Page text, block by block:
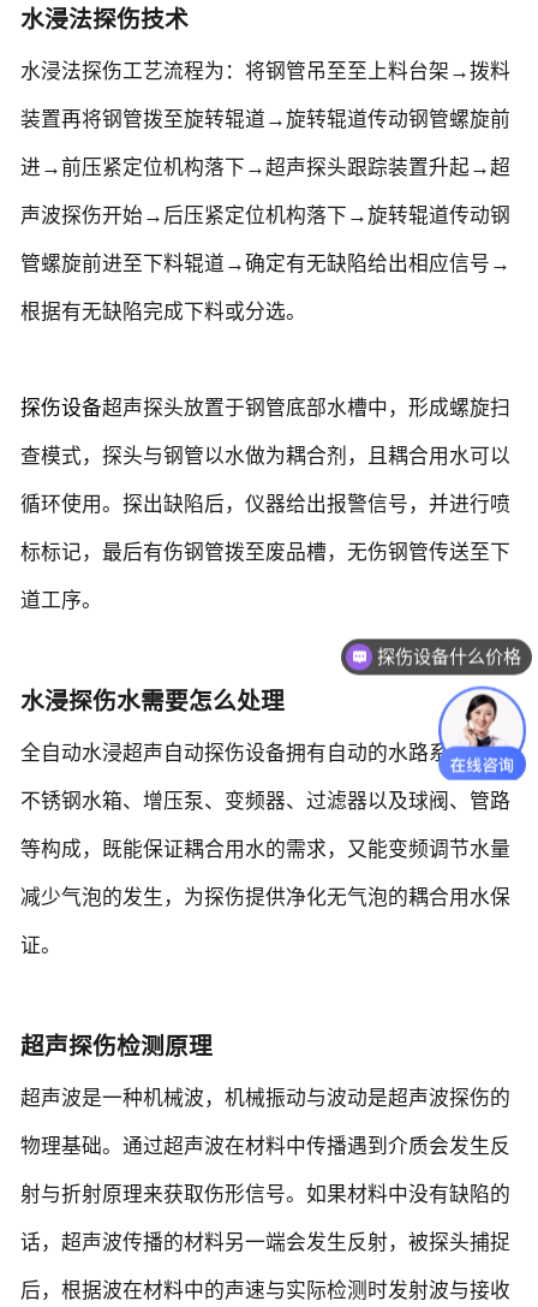
水浸法探伤技术
水浸法探伤工艺流程为：将钢管吊至至上料台架→拨料
装置再将钢管拨至旋转辊道→旋转辊道传动钢管螺旋前
进→前压紧定位机构落下→超声探头跟踪装置升起→超
声波探伤开始→后压紧定位机构落下→旋转辊道传动钢
管螺旋前进至下料辊道→确定有无缺陷给出相应信号→
根据有无缺陷完成下料或分选。
探伤设备超声探头放置于钢管底部水槽中，形成螺旋扫
查模式，探头与钢管以水做为耦合剂，且耦合用水可以
循环使用。探出缺陷后，仪器给出报警信号，并进行喷
标标记，最后有伤钢管拨至废品槽，无伤钢管传送至下
道工序。
水浸探伤水需要怎么处理
全自动水浸超声自动探伤设备拥有自动的水路系统，由
不锈钢水箱、增压泵、变频器、过滤器以及球阀、管路
等构成，既能保证耦合用水的需求，又能变频调节水量
减少气泡的发生，为探伤提供净化无气泡的耦合用水保
证。
超声探伤检测原理
超声波是一种机械波，机械振动与波动是超声波探伤的
物理基础。通过超声波在材料中传播遇到介质会发生反
射与折射原理来获取伤形信号。如果材料中没有缺陷的
话，超声波传播的材料另一端会发生反射，被探头捕捉
后，根据波在材料中的声速与实际检测时发射波与接收
探伤设备什么价格